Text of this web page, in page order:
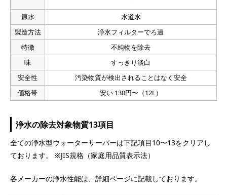
原水
水道水
製造方法
浄水フィルターでろ過
特徴
不純物を除去
味
すっきり淡白
安全性
汚染物質が検出されることはなく安全
価格帯
安い 130円〜（12L）
浄水の除去対象物質13項目
全ての浄水型ウォーターサーバーは下記項目10〜13をクリアし
ております。 ※JIS規格（家庭用品質表示法）
各メーカーの浄水性能は、詳細ページに記載しております。